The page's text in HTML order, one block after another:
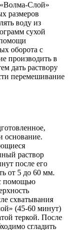
Слой»
размеров
воду из
сухой
оборота с
производить в
дать раствору
перемешивание
основание.
раствор
после его
от 5 до 60 мм.
помощью
схватывания
(45-60 минут)
теркой. После
сгладить